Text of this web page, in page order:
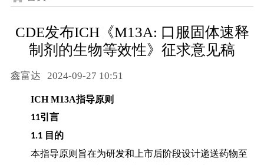
联系我们
CDE查询
CDE发布ICH《M13A: 口服固体速释
制剂的生物等效性》征求意见稿
鑫富达 2024-09-27 10:51
ICH M13A指导原则
11引言
1.1 目的
本指导原则旨在为研发和上市后阶段设计递送药物至